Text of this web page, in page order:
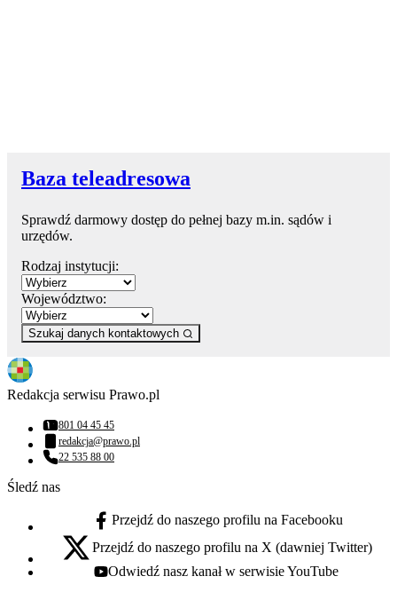
Baza teleadresowa
Sprawdź darmowy dostęp do pełnej bazy m.in. sądów i
urzędów.
Rodzaj instytucji:
Województwo:
Szukaj danych kontaktowych
Redakcja serwisu Prawo.pl
Numer telefonu:
801 04 45 45
Adres email:
redakcja@prawo.pl
Numer telefonu:
22 535 88 00
Śledź nas
facebook - otwiera się w nowej karcie
Przejdź do naszego profilu na Facebooku
x - otwiera się w nowej karcie
Przejdź do naszego profilu na X (dawniej Twitter)
youtube - otwiera się w nowej karcie
Odwiedź nasz kanał w serwisie YouTube